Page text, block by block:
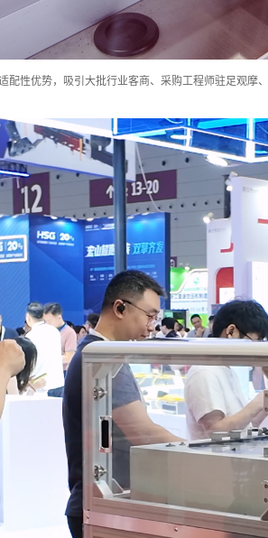
配性优势，吸引大批行业客商、采购工程师驻足观